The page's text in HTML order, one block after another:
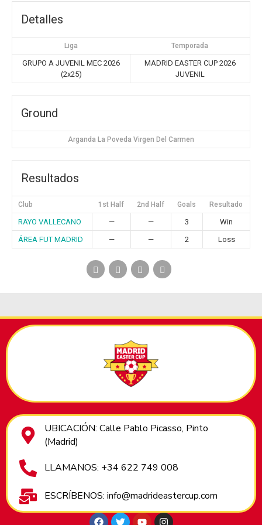
Detalles
Liga Temporada
GRUPO A JUVENIL MEC 2026
(2x25)
MADRID EASTER CUP 2026
JUVENIL
Ground
Arganda La Poveda Virgen Del Carmen
Resultados
Club 1st Half 2nd Half Goals Resultado
RAYO VALLECANO — — 3
Win
ÁREA FUT MADRID
— — 2 Loss
UBICACIÓN: Calle Pablo Picasso, Pinto
(Madrid)
LLAMANOS: +34 622 749 008
ESCRÍBENOS: info@madrideastercup.com